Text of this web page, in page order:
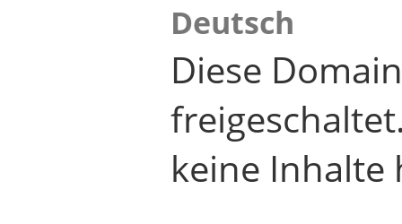
Deutsch
Diese
keine Inhalte